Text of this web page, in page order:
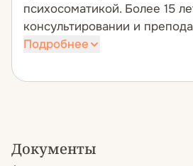
психосоматикой. Более 15
консультировании и
Подробнее
подготовка в области
Документы